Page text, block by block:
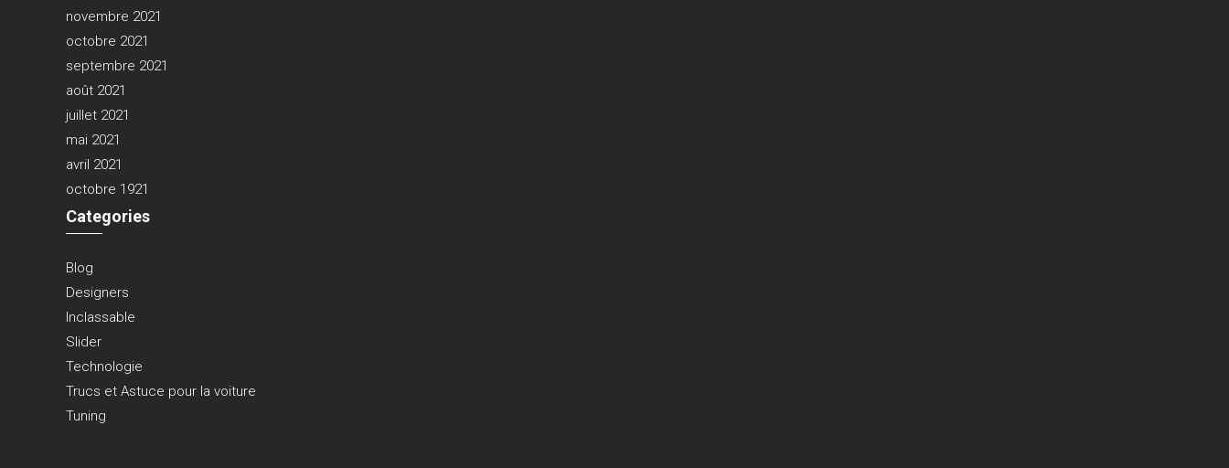
novembre 2021
octobre 2021
septembre 2021
août 2021
juillet 2021
mai 2021
avril 2021
octobre 1921
Categories
Blog
Designers
Inclassable
Slider
Technologie
Trucs et Astuce pour la voiture
Tuning